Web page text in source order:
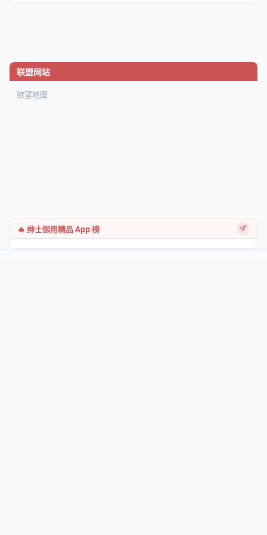
联盟网站
欲望地图
🔥 绅士御用精品 App 榜